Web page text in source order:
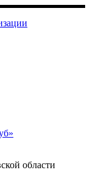
области